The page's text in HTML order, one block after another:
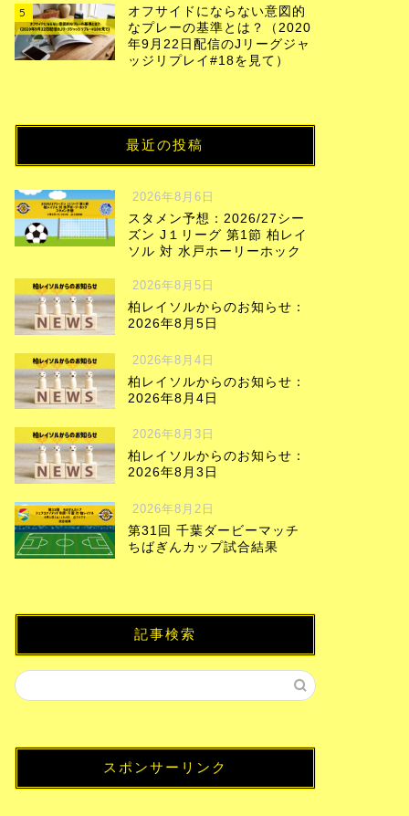
5
オフサイドにならない意図的
なプレーの基準とは？（2020
年9月22日配信のJリーグジャ
ッジリプレイ#18を見て）
最近の投稿
2026年8月6日
スタメン予想：2026/27シー
ズン J１リーグ 第1節 柏レイ
ソル 対 水戸ホーリーホック
2026年8月5日
柏レイソルからのお知らせ：
2026年8月5日
2026年8月4日
柏レイソルからのお知らせ：
2026年8月4日
2026年8月3日
柏レイソルからのお知らせ：
2026年8月3日
2026年8月2日
第31回 千葉ダービーマッチ
ちばぎんカップ試合結果
記事検索
スポンサーリンク